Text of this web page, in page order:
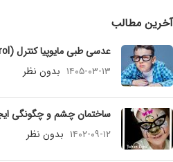
آخرین مطالب
عدسی طبی مایوپیا کنترل (Myopia Control)
۱۴۰۵-۰۳-۱۳ بدون نظر
ساختمان چشم و چگونگی
۱۴۰۲-۰۹-۱۲ بدون نظر